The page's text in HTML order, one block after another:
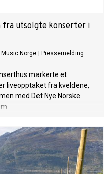
fra utsolgte konserter i
Norge Pressemelding
markerte et
liveopptaket fra kveldene,
med Det Nye Norske